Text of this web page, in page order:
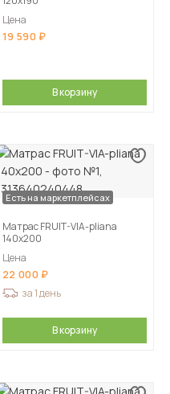
Цена
19 590
В корзину
Есть на маркетплейсах
Матрас FRUIT-VIA-pliana
140х200
Цена
22 000
за 1 день
В корзину